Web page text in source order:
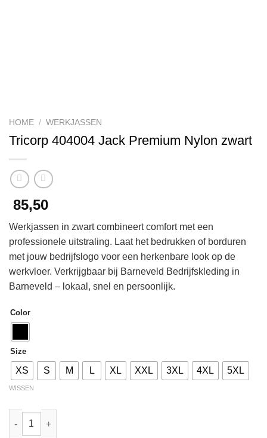
HOME / WERKJASSEN
Tricorp 404004 Jack Premium Nylon zwart
85,50
Werkjassen in zwart combineert comfort met een
professionele uitstraling. Laat het bedrukken of borduren
met jouw bedrijfslogo voor een herkenbare look op de
werkvloer. Verkrijgbaar bij Barneveld Bedrijfskleding in
Barneveld – lokaal, snel en persoonlijk.
Color
Size
XS S M L XL XXL 3XL 4XL 5XL
WISSEN
Tricorp 404004 Jack Premium Nylon zwart aantal